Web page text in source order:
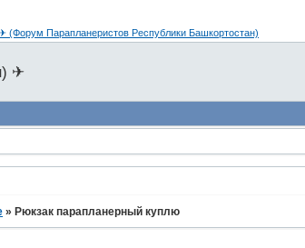
✈
» Рюкзак парапланерный куплю